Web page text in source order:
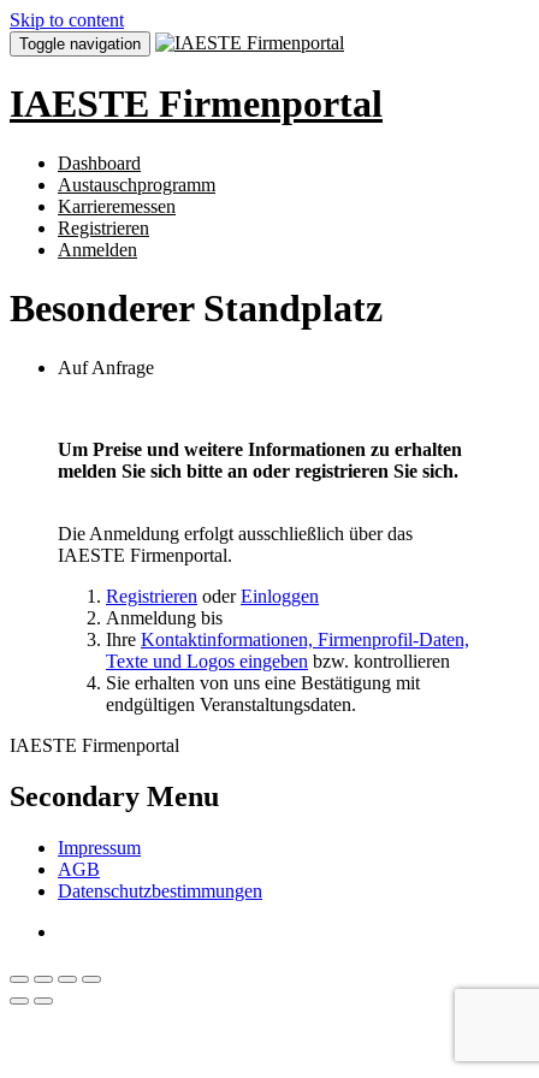
Skip to content
Toggle navigation
IAESTE Firmenportal
Dashboard
Austauschprogramm
Karrieremessen
Registrieren
Anmelden
Besonderer Standplatz
Auf Anfrage
Um Preise und weitere Informationen zu erhalten
melden Sie sich bitte an oder registrieren Sie sich.
Die Anmeldung erfolgt ausschließlich über das
IAESTE Firmenportal.
Registrieren oderEinloggen
Anmeldung bis
Ihre Kontaktinformationen, Firmenprofil-Daten,
Texte und Logos eingeben bzw. kontrollieren
Sie erhalten von uns eine Bestätigung mit
endgültigen Veranstaltungsdaten.
IAESTE Firmenportal
Secondary Menu
Impressum
AGB
Datenschutzbestimmungen